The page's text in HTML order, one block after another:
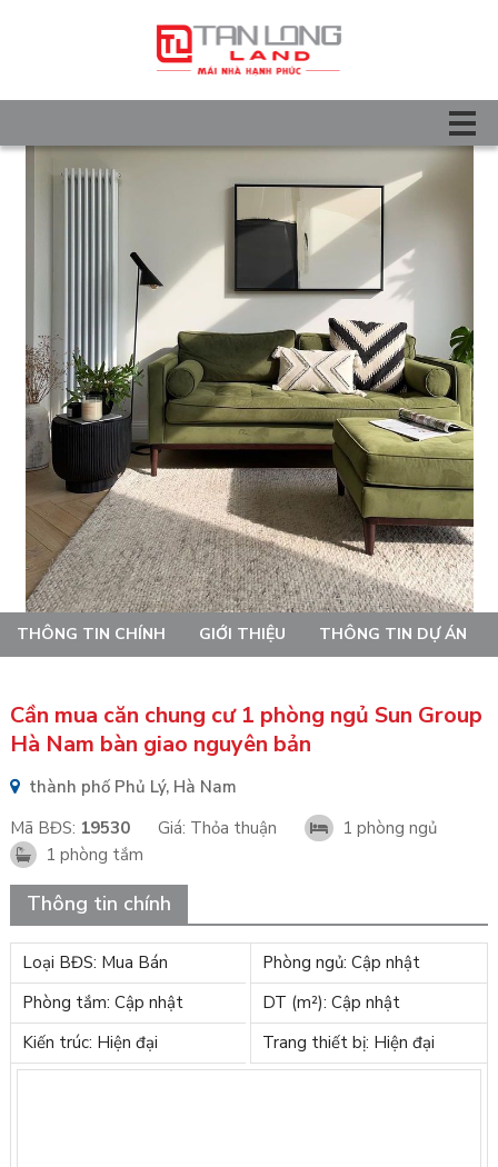
THÔNG TIN CHÍNH GIỚI THIỆU THÔNG TIN DỰ ÁN
Cần mua căn chung cư 1 phòng ngủ Sun Group
Hà Nam bàn giao nguyên bản
thành phố Phủ Lý, Hà Nam
Mã BĐS: 19530 Giá: Thỏa thuận
1 phòng ngủ
1 phòng tắm
Thông tin chính
Loại BĐS: Mua Bán
Phòng ngủ: Cập nhật
Phòng tắm: Cập nhật
DT (m²): Cập nhật
Kiến trúc: Hiện đại
Trang thiết bị: Hiện đại